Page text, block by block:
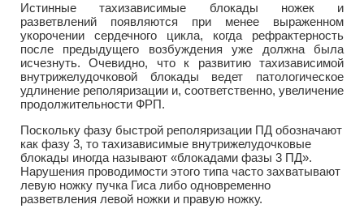
Истинные тахизависимые блокады ножек и
разветвлений появляются при менее выраженном
укорочении сердечного цикла, когда рефрактерность
после предыдущего возбуждения уже должна была
исчезнуть. Очевидно, что к развитию тахизависимой
внутрижелудочковой блокады ведет патологическое
удлинение реполяризации и, соответственно, увеличение
продолжительности ФРП.
Поскольку фазу быстрой реполяризации ПД обозначают
как фазу 3, то тахизависимые внутрижелудочковые
блокады иногда называют «блокадами фазы 3 ПД».
Нарушения проводимости этого типа часто захватывают
левую ножку пучка Гиса либо одновременно
разветвления левой ножки и правую ножку.